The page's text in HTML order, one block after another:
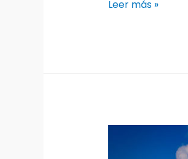
The
Leer más »